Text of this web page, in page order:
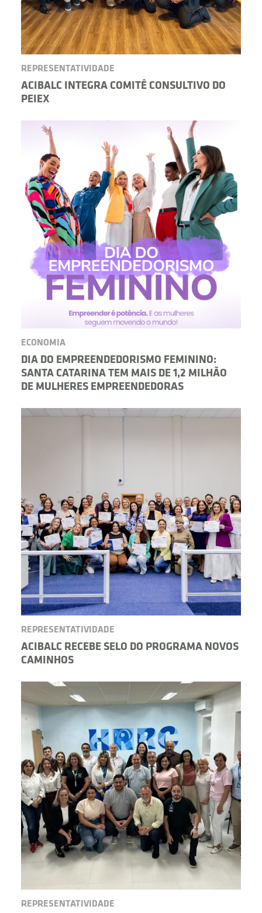
REPRESENTATIVIDADE
ACIBALC INTEGRA COMITÊ CONSULTIVO DO
PEIEX
ECONOMIA
DIA DO EMPREENDEDORISMO FEMININO:
SANTA CATARINA TEM MAIS DE 1,2 MILHÃO
DE MULHERES EMPREENDEDORAS
REPRESENTATIVIDADE
ACIBALC RECEBE SELO DO PROGRAMA NOVOS
CAMINHOS
REPRESENTATIVIDADE